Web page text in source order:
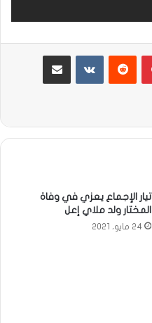
بينتيريست مشاركة عبر البريد
تيار الإجماع يعزي في وفاة
المختار ولد ملاي إعل
24 مايو، 2021